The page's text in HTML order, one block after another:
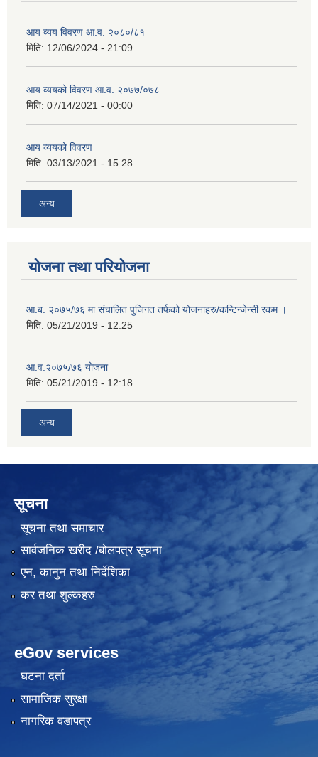
आय व्यय विवरण आ.व. २०८०/८१
मिति: 12/06/2024 - 21:09
आय व्ययको विवरण आ.व. २०७७/०७८
मिति: 07/14/2021 - 00:00
आय व्ययको विवरण
मिति: 03/13/2021 - 15:28
अन्य
योजना तथा परियोजना
आ.ब. २०७५/७६ मा संचालित पुजिगत तर्फको योजनाहरु/कन्टिन्जेन्सी रकम ।
मिति: 05/21/2019 - 12:25
आ.व.२०७५/७६ योजना
मिति: 05/21/2019 - 12:18
अन्य
सूचना
सूचना तथा समाचार
सार्वजनिक खरीद /बोलपत्र सूचना
एन, कानुन तथा निर्देशिका
कर तथा शुल्कहरु
eGov services
घटना दर्ता
सामाजिक सुरक्षा
नागरिक वडापत्र